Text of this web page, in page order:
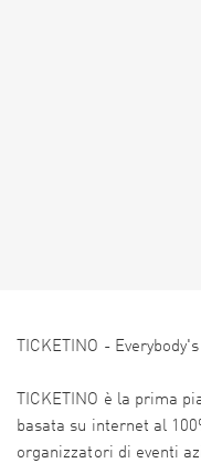
TICKETINO -
TICKETINO è la prima
basata su internet al
organizzatori di eventi